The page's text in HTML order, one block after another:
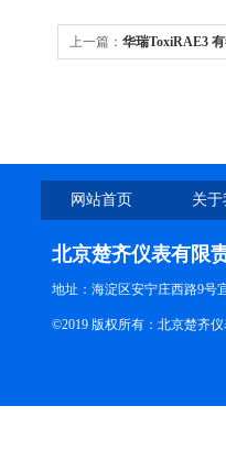
上一篇： 华瑞ToxiRAE3
网站首页 关
北京楚齐仪表有限
地址：海淀区安宁庄西路9号
©2019 版权所有：北京楚齐